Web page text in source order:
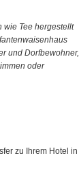
wie Tee hergestellt
und Dorfbewohner,
oder
zu Ihrem Hotel in